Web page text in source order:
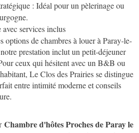
: Idéal pour un pèlerinage ou
services inclus
options de chambres à louer à Paray-le-
prestation inclut un petit-déjeuner
ceux qui hésitent avec un B&B ou
Le Clos des Prairies se distingue
entre intimité moderne et conseils
Chambre d'hôtes Proches de Paray le